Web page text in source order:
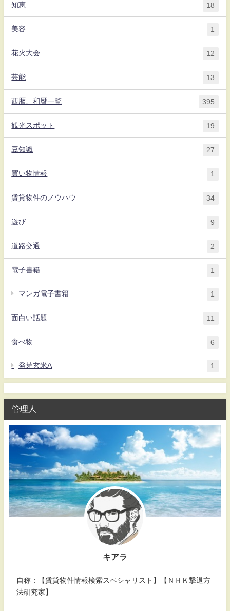
知恵 18
美容 1
花火大会 12
芸能 13
西暦、和暦一覧 395
観光スポット 19
豆知識 27
買い物情報 1
賃貸物件のノウハウ 34
遊び 9
道路交通 2
電子書籍 1
マンガ電子書籍 1
面白い話題 11
食べ物 6
発芽玄米A 1
管理人
キアラ
自称：【賃貸物件情報検索スペシャリスト】【ＮＨＫ撃退方
法研究家】